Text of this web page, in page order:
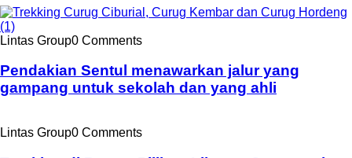
Lintas Group0 Comments
Pendakian Sentul menawarkan jalur yang
gampang untuk sekolah dan yang ahli
Lintas Group0 Comments